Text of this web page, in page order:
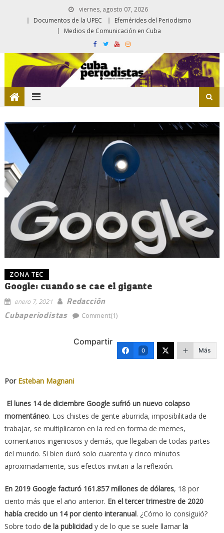
viernes, agosto 07, 2026
Documentos de la UPEC
Efemérides del Periodismo
Medios de Comunicación en Cuba
ZONA TEC
Google: cuando se cae el gigante
enero 7, 2021
Redacción
Cubaperiodistas
Comment(1)
Compartir
0 Más
Por Esteban Magnani
El lunes 14 de diciembre Google sufrió un nuevo colapso
momentáneo. Los chistes de gente aburrida, imposibilitada de
trabajar, se multiplicaron en la red en forma de memes,
comentarios ingeniosos y demás, que llegaban de todas partes
del mundo. Si bien duró solo cuarenta y cinco minutos
aproximadamente, sus efectos invitan a la reflexión.
En 2019 Google facturó 161.857 millones de dólares, 18 por
ciento más que el año anterior. En el tercer trimestre de 2020
había crecido un 14 por ciento interanual. ¿Cómo lo consiguió?
Sobre todo de la publicidady de lo que se suele llamar la